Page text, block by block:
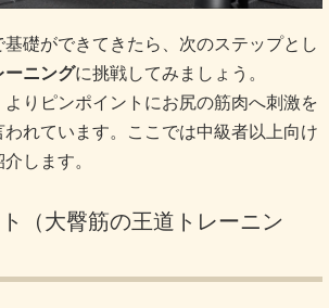
礎ができてきたら、次のステップとし
ーニングに挑戦してみましょう。
りピンポイントにお尻の筋肉へ刺激を
れています。ここでは中級者以上向け
します。
（大臀筋の王道トレーニン